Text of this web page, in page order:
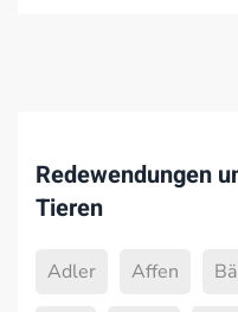
Redewendungen
Tieren
Adler Affen